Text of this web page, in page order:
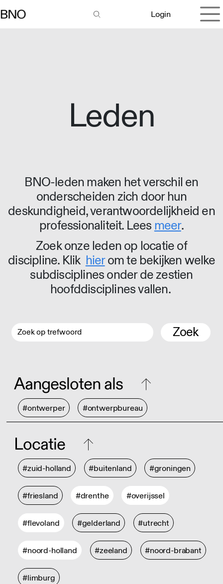
Login
Leden
BNO-leden maken het verschil en
onderscheiden zich door hun
deskundigheid, verantwoordelijkheid en
professionaliteit. Lees meer.
Zoek onze leden op locatie of
discipline. Klik hierom te bekijken welke
subdisciplines onder de zestien
hoofddisciplines vallen.
Zoek
Aangesloten als
#ontwerper #ontwerpbureau
Locatie
#zuid-holland #buitenland #groningen
#friesland #drenthe #overijssel
#flevoland #gelderland #utrecht
#noord-holland #zeeland #noord-brabant
#limburg